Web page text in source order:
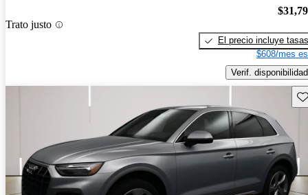
Trato justo
El precio incluye tasas
$608/mes
Verif. disponibilidad